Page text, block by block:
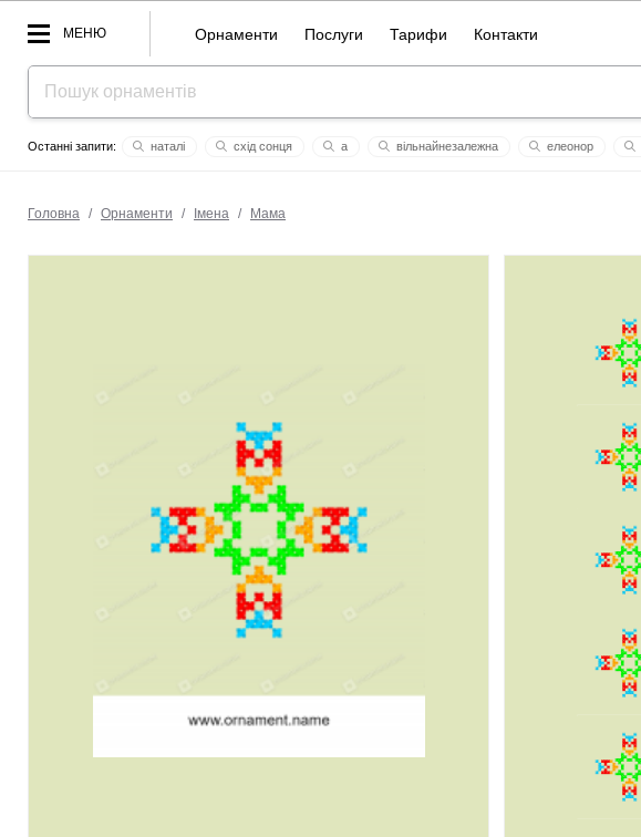
МЕНЮ Орнаменти Послуги Тарифи Контакти
наталі схід сонця а вiльнaйнезaлежнa елеонор
Головна / Орнаменти / Імена / Мама